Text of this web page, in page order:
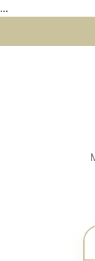
...